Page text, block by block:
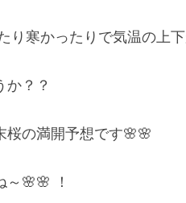
り寒かったりで気温の上
か？？
の満開予想です🌸🌸
🌸🌸 ！